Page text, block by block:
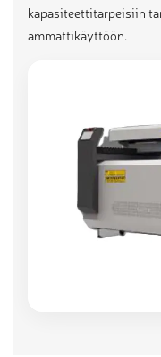
kapasiteettitarpeisiin
ammattikäyttöön.